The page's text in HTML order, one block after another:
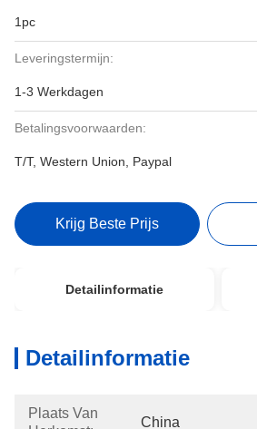
1pc
Leveringstermijn:
1-3 Werkdagen
Betalingsvoorwaarden:
T/T, Western Union, Paypal
Krijg Beste Prijs
Detailinformatie
Detailinformatie
Plaats Van
China